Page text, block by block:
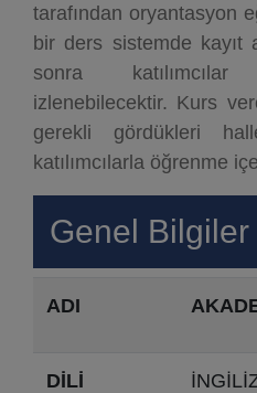
tarafından oryantasyon
bir ders sistemde kayıt
sonra
izlenebilecektir. Kurs
gerekli gördükleri
katılımcılarla öğrenme
Genel Bilgiler
ADI
DİLİ